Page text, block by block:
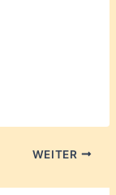
WEITER